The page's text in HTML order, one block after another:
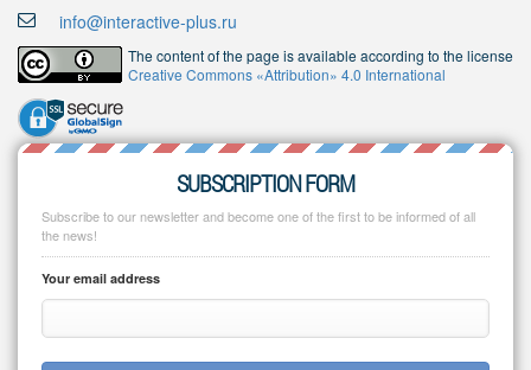
info@interactive-plus.ru
The content of the page is available according to the license
Creative Commons «Attribution» 4.0 International
SUBSCRIPTION FORM
Subscribe to our newsletter and become one of the first to be informed of all
the news!
Your email address